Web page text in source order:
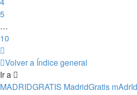
5
…
10
Volver a Índice general
Ir a
MADRIDGRATIS MadridGratis